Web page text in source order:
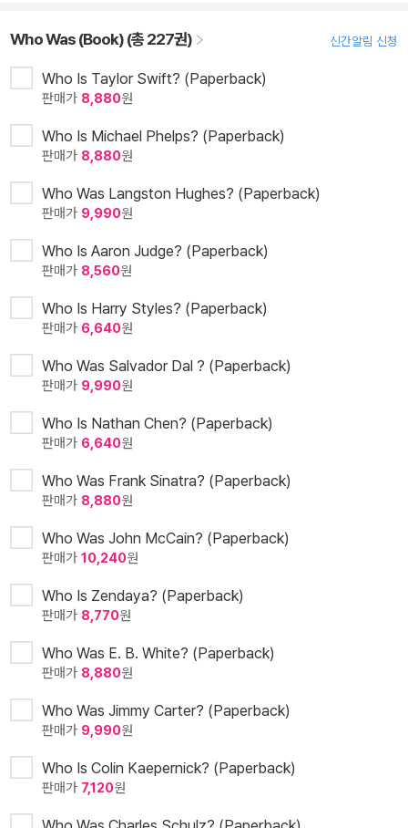
Who Was (Book) (총 227권) 신간알림 신청
Who Is Taylor Swift? (Paperback)
판매가 8,880원
Who Is Michael Phelps? (Paperback)
판매가 8,880원
Who Was Langston Hughes? (Paperback)
판매가 9,990원
Who Is Aaron Judge? (Paperback)
판매가 8,560원
Who Is Harry Styles? (Paperback)
판매가 6,640원
Who Was Salvador Dal ? (Paperback)
판매가 9,990원
Who Is Nathan Chen? (Paperback)
판매가 6,640원
Who Was Frank Sinatra? (Paperback)
판매가 8,880원
Who Was John McCain? (Paperback)
판매가 10,240원
Who Is Zendaya? (Paperback)
판매가 8,770원
Who Was E. B. White? (Paperback)
판매가 8,880원
Who Was Jimmy Carter? (Paperback)
판매가 9,990원
Who Is Colin Kaepernick? (Paperback)
판매가 7,120원